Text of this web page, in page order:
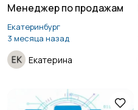
Менеджер по продажам
Екатеринбург
3 месяца назад
Екатерина